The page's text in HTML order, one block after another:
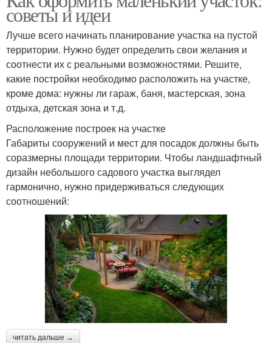
советы и идеи
Лучше всего начинать планирование участка на пустой
территории. Нужно будет определить свои желания и
соотнести их с реальными возможностями. Решите,
какие постройки необходимо расположить на участке,
кроме дома: нужны ли гараж, баня, мастерская, зона
отдыха, детская зона и т.д.
Расположение построек на участке
Габариты сооружений и мест для посадок должны быть
соразмерны площади территории. Чтобы ландшафтный
дизайн небольшого садового участка выглядел
гармонично, нужно придерживаться следующих
соотношений:
читать дальше →